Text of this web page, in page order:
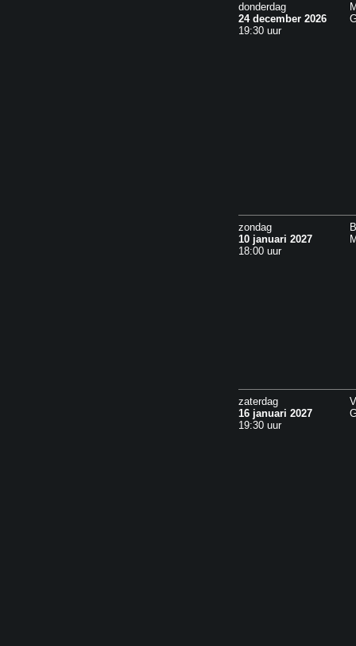
donderdag
24 december 2026
19:30 uur
zondag
10 januari 2027
18:00 uur
zaterdag
16 januari 2027
19:30 uur